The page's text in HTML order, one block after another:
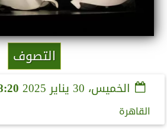
التصوف
الخميس، 30 يناير 2025
القاهرة